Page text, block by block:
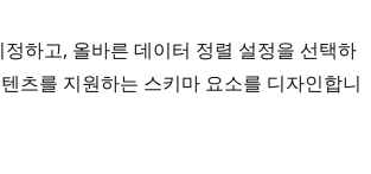
하고, 올바른 데이터 정렬 설정을 선택하
츠를 지원하는 스키마 요소를 디자인합니